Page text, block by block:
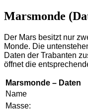
Marsmonde
Der Mars besitzt nur
Monde. Die
Daten der Trabanten
öffnet die
Marsmonde – Daten
Name
Masse: